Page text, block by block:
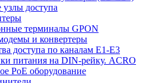
доступа
терминалы GPON
и конвертеры
доступа по каналам E1-E3
питания на DIN-рейку. ACRO
PoE оборудование